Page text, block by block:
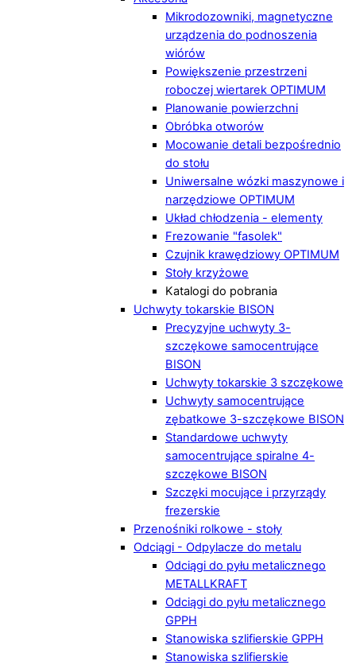
Mikrodozowniki, magnetyczne
urządzenia do podnoszenia
wiórów
Powiększenie przestrzeni
roboczej wiertarek OPTIMUM
Planowanie powierzchni
Obróbka otworów
Mocowanie detali bezpośrednio
do stołu
Uniwersalne wózki maszynowe i
narzędziowe OPTIMUM
Układ chłodzenia - elementy
Frezowanie "fasolek"
Czujnik krawędziowy OPTIMUM
Stoły krzyżowe
Katalogi do pobrania
Uchwyty tokarskie BISON
Precyzyjne uchwyty 3-
szczękowe samocentrujące
BISON
Uchwyty tokarskie 3 szczękowe
Uchwyty samocentrujące
zębatkowe 3-szczękowe BISON
Standardowe uchwyty
samocentrujące spiralne 4-
szczękowe BISON
Szczęki mocujące i przyrządy
frezerskie
Przenośniki rolkowe - stoły
Odciągi - Odpylacze do metalu
Odciągi do pyłu metalicznego
METALLKRAFT
Odciągi do pyłu metalicznego
GPPH
Stanowiska szlifierskie GPPH
Stanowiska szlifierskie